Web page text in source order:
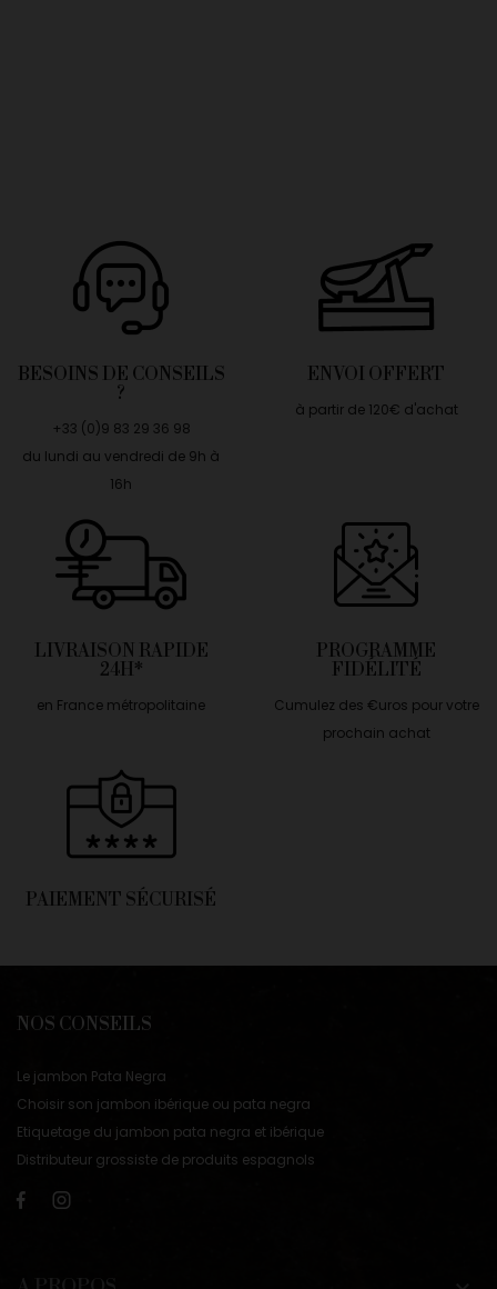
BESOINS DE CONSEILS
?
+33 (0)9 83 29 36 98
du lundi au vendredi de 9h à
16h
ENVOI OFFERT
à partir de 120€ d'achat
LIVRAISON RAPIDE
24H*
en France métropolitaine
PROGRAMME
FIDÉLITÉ
Cumulez des €uros pour votre
prochain achat
PAIEMENT SÉCURISÉ
NOS CONSEILS
Le jambon Pata Negra
Choisir son jambon ibérique ou pata negra
Etiquetage du jambon pata negra et ibérique
Distributeur grossiste de produits espagnols